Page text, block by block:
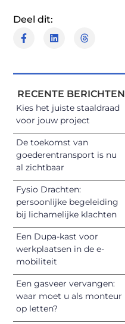
Deel dit:
RECENTE BERICHTEN
Kies het juiste staaldraad
voor jouw project
De toekomst van
goederentransport is nu
al zichtbaar
Fysio Drachten:
persoonlijke begeleiding
bij lichamelijke klachten
Een Dupa-kast voor
werkplaatsen in de e-
mobiliteit
Een gasveer vervangen:
waar moet u als monteur
op letten?